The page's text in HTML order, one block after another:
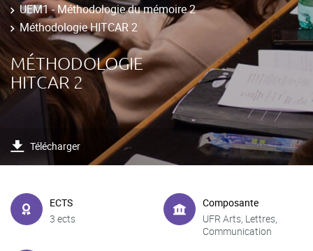
UEM1 - Méthodologie du mémoire 2
Méthodologie HITCAR 2
MÉTHODOLOGIE
HITCAR 2
Télécharger
ECTS
3 ects
Composante
UFR Arts, Lettres,
Communication